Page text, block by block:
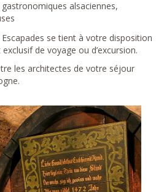
alsaciennes,
se tient à votre disposition
de voyage ou d’excursion.
les architectes de votre séjour